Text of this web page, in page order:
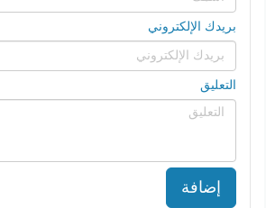
بريدك الإلكتروني
التعليق
إضافة